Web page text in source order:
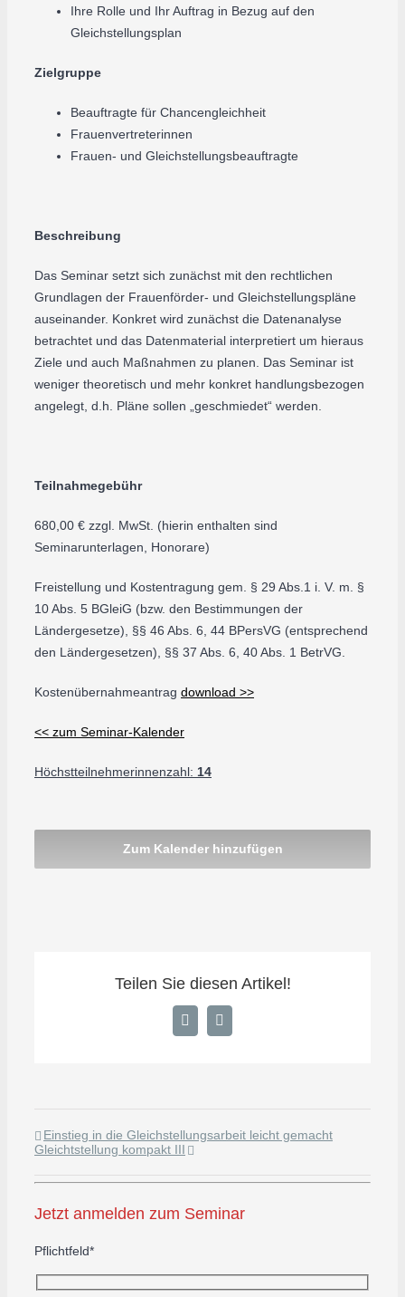
Ihre Rolle und Ihr Auftrag in Bezug auf den
Gleichstellungsplan
Zielgruppe
Beauftragte für Chancengleichheit
Frauenvertreterinnen
Frauen- und Gleichstellungsbeauftragte
Beschreibung
Das Seminar setzt sich zunächst mit den rechtlichen
Grundlagen der Frauenförder- und Gleichstellungspläne
auseinander. Konkret wird zunächst die Datenanalyse
betrachtet und das Datenmaterial interpretiert um hieraus
Ziele und auch Maßnahmen zu planen. Das Seminar ist
weniger theoretisch und mehr konkret handlungsbezogen
angelegt, d.h. Pläne sollen „geschmiedet“ werden.
Teilnahmegebühr
680,00 € zzgl. MwSt. (hierin enthalten sind
Seminarunterlagen, Honorare)
Freistellung und Kostentragung gem. § 29 Abs.1 i. V. m. §
10 Abs. 5 BGleiG (bzw. den Bestimmungen der
Ländergesetze), §§ 46 Abs. 6, 44 BPersVG (entsprechend
den Ländergesetzen), §§ 37 Abs. 6, 40 Abs. 1 BetrVG.
Kostenübernahmeantrag download >>
<< zum Seminar-Kalender
Höchstteilnehmerinnenzahl: 14
Zum Kalender hinzufügen
Teilen Sie diesen Artikel!
Facebook
E-
Mail
Einstieg in die Gleichstellungsarbeit leicht gemacht
Gleichtstellung kompakt III
Jetzt anmelden zum Seminar
Pflichtfeld*